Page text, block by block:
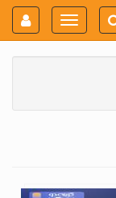
Toggle
navigation